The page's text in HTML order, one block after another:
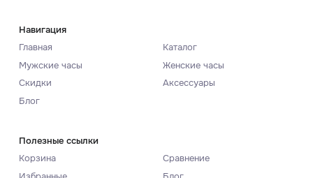
Навигация
Главная
Каталог
Мужские часы
Женские часы
Скидки
Аксессуары
Блог
Полезные ссылки
Корзина
Сравнение